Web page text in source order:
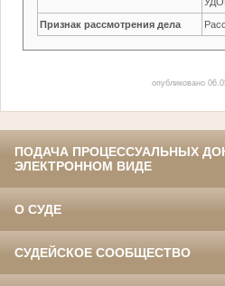
Признак рассмотрения дела
опубликовано
ПОДАЧА ПРОЦЕССУАЛЬНЫХ
ЭЛЕКТРОННОМ ВИДЕ
О СУДЕ
СУДЕЙСКОЕ СООБЩЕСТВО